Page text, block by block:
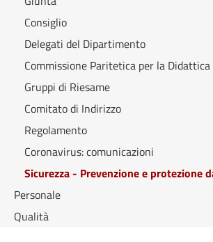
Consiglio
Delegati del Dipartimento
Commissione Paritetica per la Didattica
Gruppi di Riesame
Comitato di Indirizzo
Regolamento
Coronavirus: comunicazioni
Sicurezza - Prevenzione e protezione
Personale
Qualità